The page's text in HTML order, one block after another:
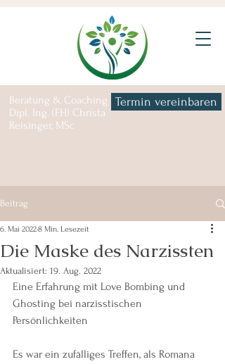
Beratung & Coaching |
Dipl. Ing. (FH) Christa
Reisinger, MSc
Termin vereinbaren
Beitrag
Die Maske des Narzissten
6. Mai 20228 Min. Lesezeit
Aktualisiert: 19. Aug. 2022
Eine Erfahrung mit Love Bombing und
Ghosting bei narzisstischen
Persönlichkeiten
Es war ein zufälliges Treffen, als Romana